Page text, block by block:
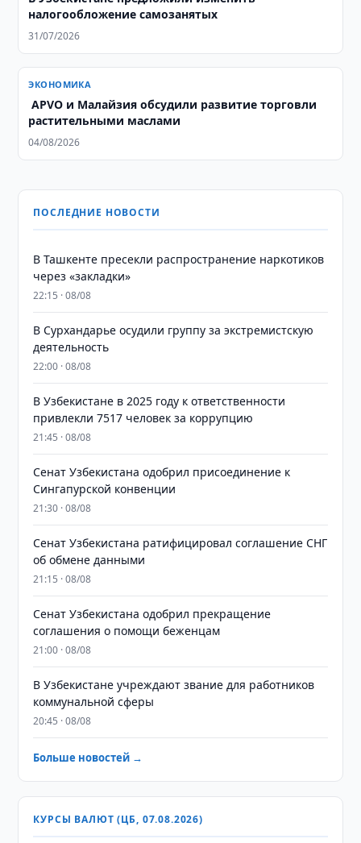
налогообложение самозанятых
31/07/2026
ЭКОНОМИКА
​​​​​​​ APVO и Малайзия обсудили развитие торговли
растительными маслами
04/08/2026
ПОСЛЕДНИЕ НОВОСТИ
В Ташкенте пресекли распространение наркотиков
через «закладки»
22:15 · 08/08
В Сурхандарье осудили группу за экстремистскую
деятельность
22:00 · 08/08
В Узбекистане в 2025 году к ответственности
привлекли 7517 человек за коррупцию
21:45 · 08/08
Сенат Узбекистана одобрил присоединение к
Сингапурской конвенции
21:30 · 08/08
Сенат Узбекистана ратифицировал соглашение СНГ
об обмене данными
21:15 · 08/08
Сенат Узбекистана одобрил прекращение
соглашения о помощи беженцам
21:00 · 08/08
В Узбекистане учреждают звание для работников
коммунальной сферы
20:45 · 08/08
Больше новостей →
КУРСЫ ВАЛЮТ (ЦБ, 07.08.2026)